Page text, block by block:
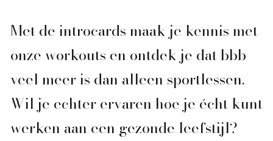
Met de introcards maak je kennis met
onze workouts en ontdek je dat bbb
veel meer is dan alleen sportlessen.
Wil je echter ervaren hoe je écht kunt
werken aan een gezonde leefstijl?